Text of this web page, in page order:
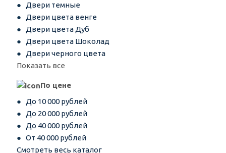
Двери темные
Двери цвета венге
Двери цвета Дуб
Двери цвета Шоколад
Двери черного цвета
Показать все
По цене
До 10 000 рублей
До 20 000 рублей
До 40 000 рублей
От 40 000 рублей
Смотреть весь каталог